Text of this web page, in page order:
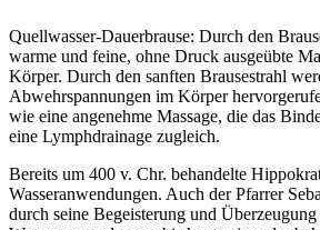
Quellwasser-Dauerbrause: Durch den
warme und feine, ohne Druck ausgeübte
Körper. Durch den sanften Brausestrahl
Abwehrspannungen im Körper
wie eine angenehme Massage, die das
eine Lymphdrainage zugleich.
Bereits um 400 v. Chr. behandelte
Wasseranwendungen. Auch der Pfarrer
durch seine Begeisterung und